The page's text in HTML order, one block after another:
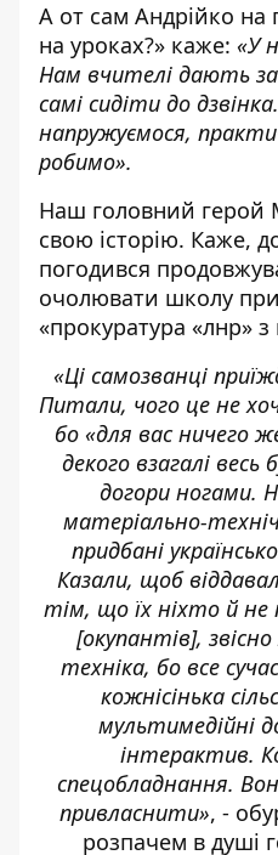
А от сам Андрійко
на уроках?» каже: «У
Нам вчителі дають
самі сидіти до
напружуємося,
робимо».
Наш головний герой
свою історію. Каже,
погодився
очолювати школу
«прокуратура «лнр»
«Ці самозванці
Питали, чого це не
бо «для вас ничего
декого взагалі весь
догори ногами.
матеріально-
придбані
Казали, щоб
тім, що їх ніхто й не
[окупантів],
техніка, бо все
кожнісінька
мультимедійні
інтерактив.
спецобладнання.
привласнити», -
розпачем в душі